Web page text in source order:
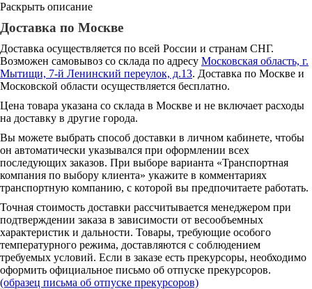
Раскрыть описание
Доставка по Москве
Доставка осуществляется по всей России и странам СНГ.
Возможен самовывоз со склада по адресу Московская область, г.
Мытищи, 7-й Ленинский переулок, д.13. Доставка по Москве и
Московской области осуществляется бесплатно.
Цена товара указана со склада в Москве и не включает расходы
на доставку в другие города.
Вы можете выбрать способ доставки в личном кабинете, чтобы
он автоматически указывался при оформлении всех
последующих заказов. При выборе варианта «Транспортная
компания по выбору клиента» укажите в комментариях
транспортную компанию, с которой вы предпочитаете работать.
Точная стоимость доставки рассчитывается менеджером при
подтверждении заказа в зависимости от весообъемных
характеристик и дальности. Товары, требующие особого
температурного режима, доставляются с соблюдением
требуемых условий. Если в заказе есть прекурсоры, необходимо
оформить официальное письмо об отпуске прекурсоров.
(образец письма об отпуске прекурсоров)